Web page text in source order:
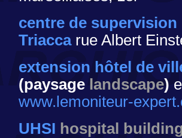
centre de supervision
Triaccarue Albert
extension hôtel de
(paysage landscape)
www.lemoniteur-
UHSI hospital